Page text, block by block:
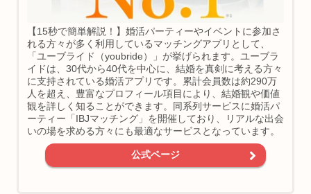
【15秒で簡単解説！】婚活パーティーやイベントに参加さ
れる方々が多く利用しているマッチングアプリとして、
「ユーブライド（youbride）」が挙げられます。ユーブラ
イドは、30代から40代を中心に、結婚を真剣に考える方々
に支持されている婚活アプリです。累計会員数は約290万
人を超え、豊富なプロフィール項目により、結婚観や価値
観を詳しく知ることができます。同系列サービスに婚活パ
ーティー「IBJマッチング」を開催しており、リアルな出会
いの場を求める方々にも最適なサービスとなっています。
公式ページ